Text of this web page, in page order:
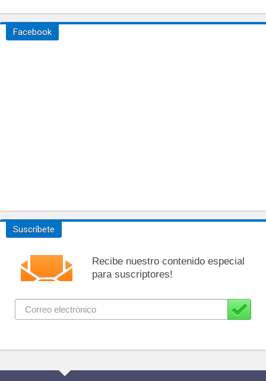
Facebook
Suscríbete
Recibe nuestro contenido especial
para suscriptores!